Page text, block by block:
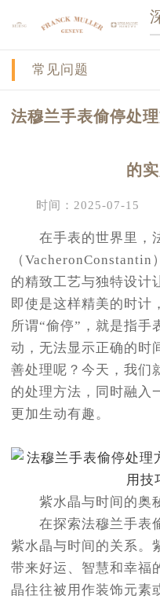
常见问题
法穆兰手表偷停处
的
时间：2025-07-15
在手表的世界里，
（
的精致工艺与独特设计
即使是这样精美的时计
所谓“偷停”，就是指手
动，无法显示正确的时
善处理呢？今天，我们
的处理方法，同时融入
更加生动有趣。
紫水晶与时间的奥
在探索法穆兰手表偷
紫水晶与时间的关系。
带来好运、智慧和幸福
晶往往被用作装饰元素